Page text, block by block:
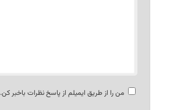
من را از طریق ایمیلم از پاسخ نظرات باخبر کن.